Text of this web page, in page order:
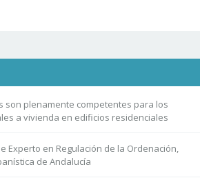
son plenamente competentes para los
a vivienda en edificios residenciales
Experto en Regulación de la Ordenación,
de Andalucía